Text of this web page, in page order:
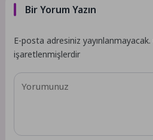
Bir Yorum Yazın
E-posta adresiniz yayınlanmayacak.
işaretlenmişlerdir